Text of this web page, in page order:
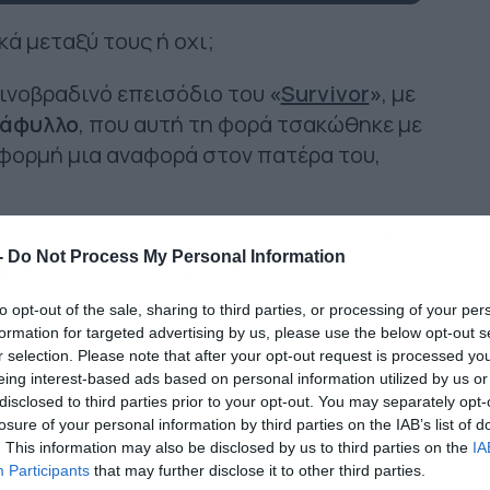
Do Not Process My Personal Information
opt-out of the sale, sharing to third parties, or processing of your
for targeted advertising by us, please use the below opt-out
selection. Please note that after your opt-out request is processed
interest-based ads based on personal information utilized by us
to third parties prior to your opt-out. You may separately
of your personal information by third parties on the IAB’s list of
This information may also be disclosed by us to third parties on the
Participants that may further disclose it to other third parties.
μεταξύ τους ή οχι;
επεισόδιο του «Survivor», με
, που αυτή τη φορά τσακώθηκε με
μια αναφορά στον πατέρα του,
θέλησε να εκφράσει την αντίθεση
για τονΓιώργο Κοψιδάμετά την
τον τραγουδιστή να επικαλείται τον
, τονίζοντας ότι θα του εξηγήσει